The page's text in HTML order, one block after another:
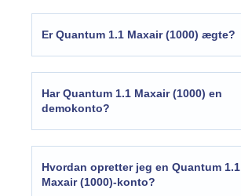
Er Quantum 1.1 Maxair (1000) ægte?
Har Quantum 1.1 Maxair (1000) en
demokonto?
Hvordan opretter jeg en Quantum 1.1
Maxair (1000)-konto?